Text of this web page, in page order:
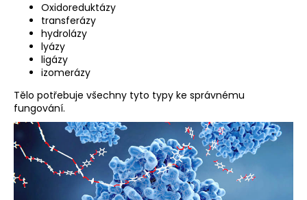
Oxidoreduktázy
transferázy
hydrolázy
lyázy
ligázy
izomerázy
Tělo potřebuje všechny tyto typy ke správnému
fungování.